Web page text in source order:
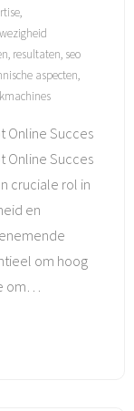
,
, resultaten, seo
aspecten,
Online Succes
Online Succes
cruciale rol in
en
om hoog
om